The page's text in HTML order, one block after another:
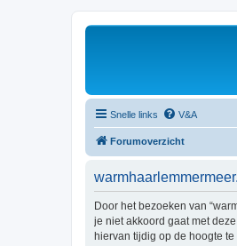
Snelle links V&A
Forumoverzicht
Door het bezoeken van
je niet akkoord gaat met
hiervan tijdig op de hoogte